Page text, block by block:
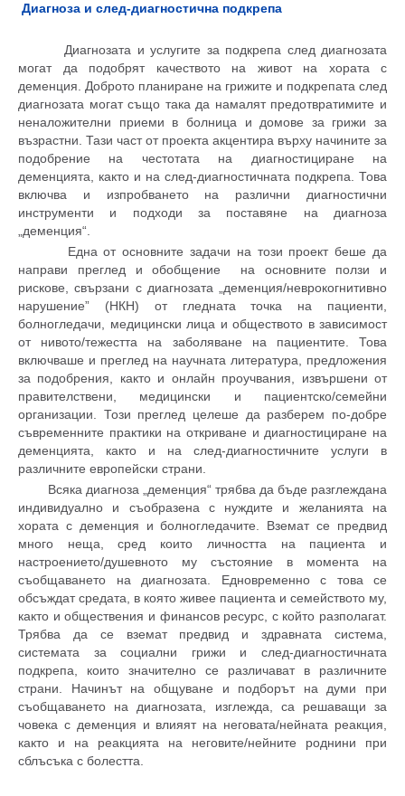
Диагноза и след-диагностична подкрепа
Диагнозата иуслугите за подкрепа след диагнозата
могат да подобрят качеството на живот на хората с
деменция . Доброто планиране на грижите и подкрепата след
диагнозата могат също така да намалятпредотвратимите и
неналожителни приеми в болница и домове за грижи за
възрастни Тази част от проекта акцентира върху начините за
подобрение на честотата на диагностициране на
деменцията , както и на след-диагностичната подкрепа. Това
включва и изпробването на различни диагностични
инструменти и подходи за поставяне на диагноза
„деменция“.
Една от основните задачи на този проект беше да
направи преглед и обобщение
на основните ползи и
рискове, свързани с диагнозата „деменция/неврокогнитивно
нарушение” (НКН) от гледната точка на пациенти,
болногледачи , медицински лица и обществото в зависимост
от нивото/тежестта на заболяване на пациентите . Това
включваше и преглед на научната литература
предложения
за подобрения, както и онлайн проучвания, извършени от
правителствени, медицински и пациентско/семейни
организации . Този преглед целеше да разберем по-добре
съвременните практики на откриване и диагностициране на
деменцията, както и на след-диагностичните услуги в
различните европейски страни
Всяка диагноза „деменция“ трябва да бъде разглеждана
индивидуално и съобразена с нуждите и желанията на
хората с деменция и болногледачите. Вземат се предвид
много неща, сред които личността на пациента и
настроението/душевното му състояние в момента на
съобщаването на диагнозата. Едновременно с това се
обсъждат средата, в която живее пациента и семейството му,
както и обществения и финансов ресурс, с който разполагат.
Трябва да се вземат предвид и здравната система,
системата за социални грижи и след-диагностичната
подкрепа, които значително се различават в различните
страни. Начинът на общуване и подборът на думи при
съобщаването на диагнозата, изглежда, са решаващи за
човека с деменция и влияят на неговата/нейната реакция,
както и на реакцията на неговите/нейните роднини при
сблъсъка с болестта.